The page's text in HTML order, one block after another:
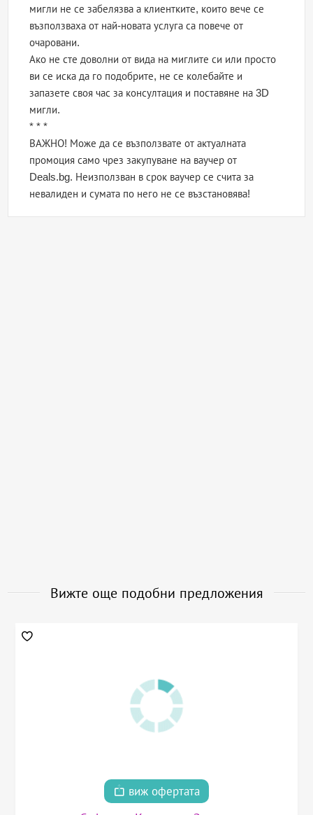
мигли не се забелязва а клиентките, които вече се
възползваха от най-новата услуга са повече от
очаровани.
Ако не сте доволни от вида на миглите си или просто
ви се иска да го подобрите, не се колебайте и
запазете своя час за консултация и поставяне на 3D
мигли.
* * *
ВАЖНО! Може да се възползвате от актуалната
промоция само чрез закупуване на ваучер от
Deals.bg. Неизползван в срок ваучер се счита за
невалиден и сумата по него не се възстановява!
Вижте още подобни предложения
виж офертата